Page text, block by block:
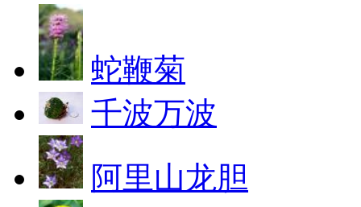
蛇鞭菊
千波万波
阿里山龙胆